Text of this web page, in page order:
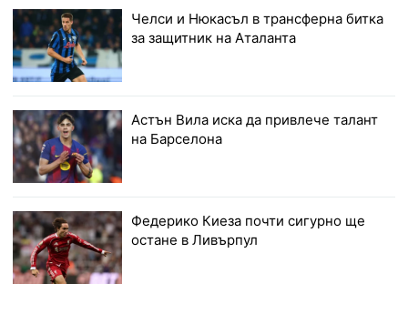
Челси и Нюкасъл в трансферна битка
за защитник на Аталанта
Астън Вила иска да привлече талант
на Барселона
Федерико Киеза почти сигурно ще
остане в Ливърпул